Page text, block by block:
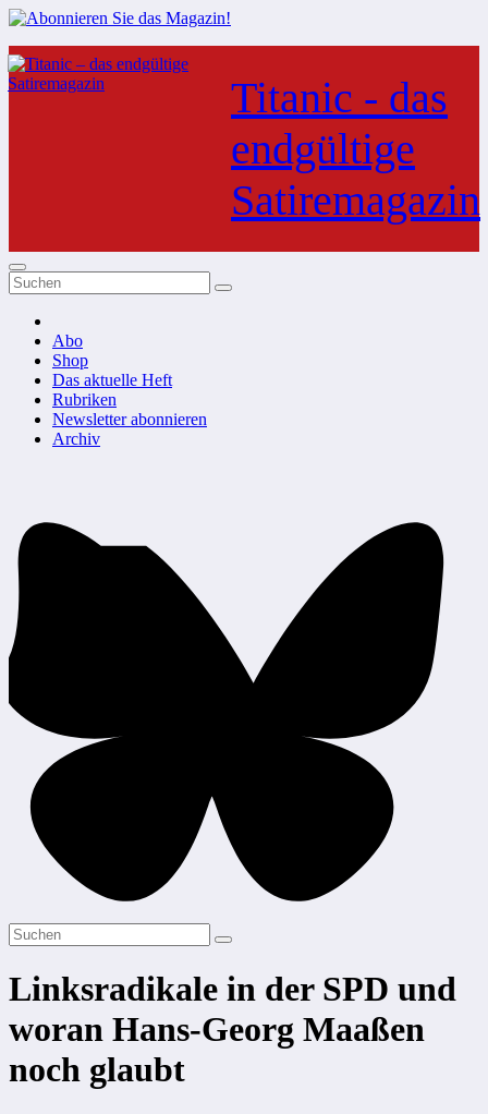
Zum
Inhalt
springen
Titanic - das
endgültige
Satiremagazin
Abo
Shop
Das aktuelle Heft
Rubriken
Newsletter abonnieren
Archiv
Linksradikale in der SPD und
woran Hans-Georg Maaßen
noch glaubt